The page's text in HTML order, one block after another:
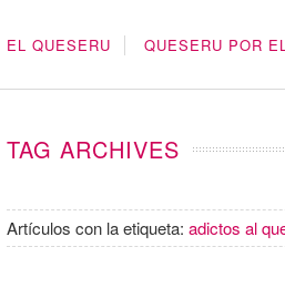
EL QUESERU QUESERU POR
TAG ARCHIVES
Artículos con la etiqueta: adictos al